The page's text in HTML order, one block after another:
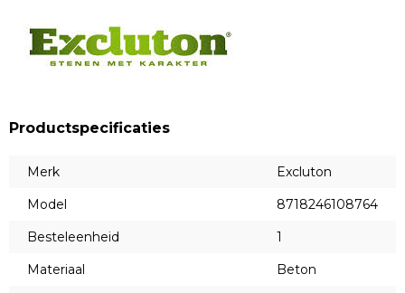
Productspecificaties
Merk
Excluton
Model
8718246108764
Besteleenheid
1
Materiaal
Beton